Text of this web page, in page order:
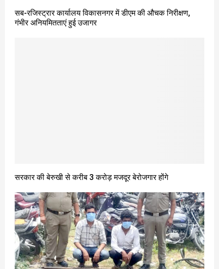
सब-रजिस्ट्रार कार्यालय विकासनगर में डीएम की औचक निरीक्षण,
गंभीर अनियमितताएं हुई उजागर
सरकार की बेरुखी से करीब 3 करोड़ मजदूर बेरोजगार होंगे